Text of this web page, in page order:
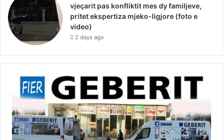
vjeçarit pas konfliktit mes dy familjeve,
pritet ekspertiza mjeko-ligjore (foto e
video)
2 days ago